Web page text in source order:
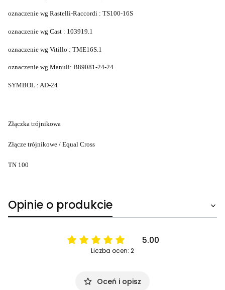
oznaczenie wg Rastelli-Raccordi : TS100-16S
oznaczenie wg Cast : 103919.1
oznaczenie wg Vitillo : TME16S.1
oznaczenie wg Manuli: B89081-24-24
SYMBOL : AD-24
Złączka trójnikowa
Złącze trójnikowe / Equal Cross
TN 100
Opinie o produkcie
5.00
Liczba ocen: 2
Oceń i opisz